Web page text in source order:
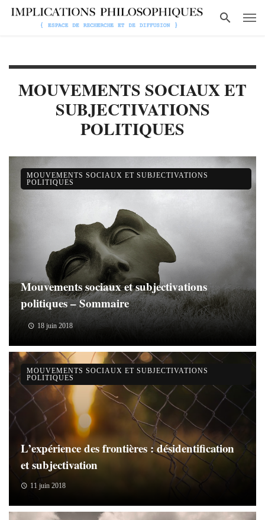
MOUVEMENTS SOCIAUX ET
SUBJECTIVATIONS
POLITIQUES
Mouvements sociaux et subjectivations
politiques – Sommaire
18 juin 2018
MOUVEMENTS SOCIAUX ET SUBJECTIVATIONS
POLITIQUES
L’expérience des frontières : désidentification
et subjectivation
11 juin 2018
MOUVEMENTS SOCIAUX ET SUBJECTIVATIONS
POLITIQUES